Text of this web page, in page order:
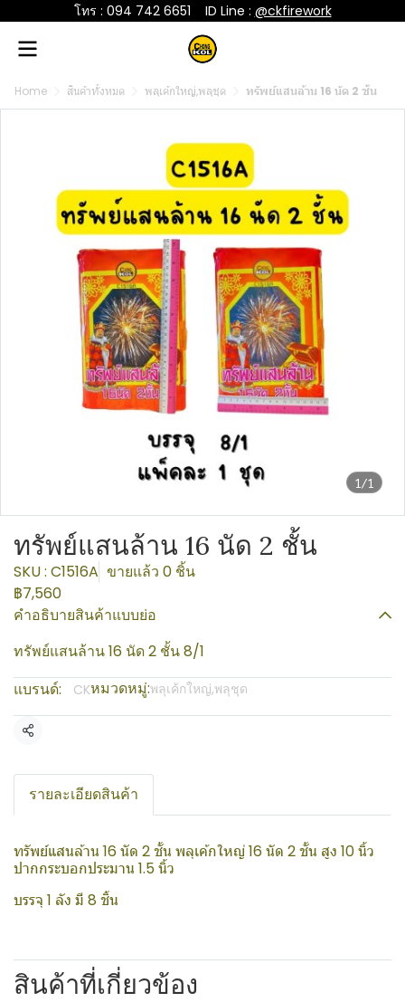
โทร : 094 742 6651 ID Line : @ckfirework
Home สินค้าทั้งหมด พลุเค้กใหญ่,พลุชุด ทรัพย์แสนล้าน 16 นัด 2 ชั้น
1/1
ทรัพย์แสนล้าน 16 นัด 2 ชั้น
SKU : C1516A ขายแล้ว 0 ชิ้น
฿7,560
คำอธิบายสินค้าแบบย่อ
ทรัพย์แสนล้าน 16 นัด 2 ชั้น 8/1
แบรนด์:
CKหมวดหมู่:พลุเค้กใหญ่,พลุชุด
แชร์
รายละเอียดสินค้า
ทรัพย์แสนล้าน 16 นัด 2 ชั้น พลุเค้กใหญ่ 16 นัด 2 ชั้น สูง 10 นิ้ว
ปากกระบอกประมาน 1.5 นิ้ว
บรรจุ 1 ลัง มี 8 ชิ้น
สินค้าที่เกี่ยวข้อง